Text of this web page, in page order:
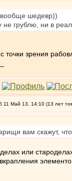
вообще шедевр))
не грублю, ни в
точки зрения
11 Май 13, 14:10 (13 лет
вам скажут,
или